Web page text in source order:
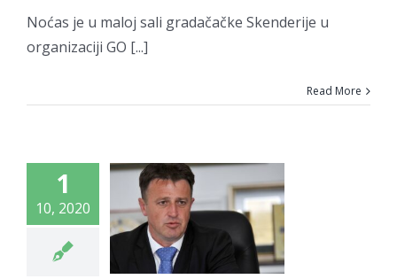
Noćas je u maloj sali gradačačke Skenderije u
organizaciji GO [...]
Read More
1
10, 2020